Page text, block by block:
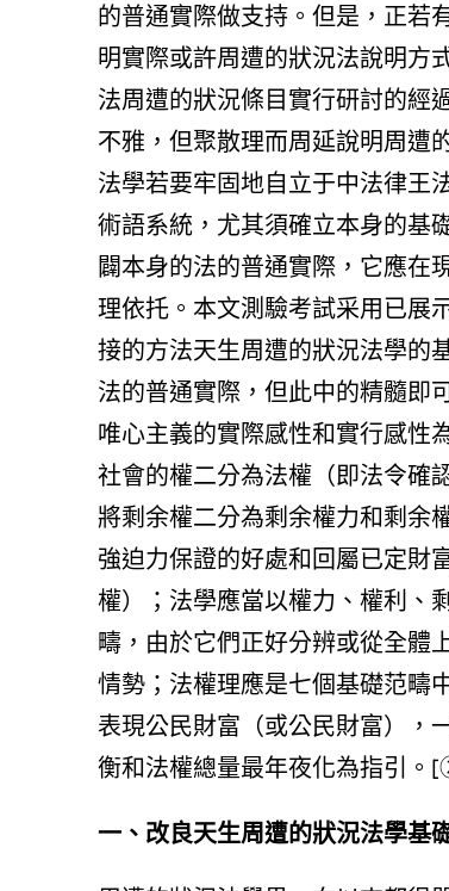
的普通實際做支持。但是，正若
明實際或許周遭的狀況法說明方
法周遭的狀況條目實行研討的經
不雅，但聚散理而周延說明周遭
法學若要牢固地自立于中法律王
術語系統，尤其須確立本身的基
闢本身的法的普通實際，它應在
理依托。本文測驗考試采用已展
接的方法天生周遭的狀況法學的
法的普通實際，但此中的精髓即
唯心主義的實際感性和實行感性
社會的權二分為法權（即法令確
將剩余權二分為剩余權力和剩余
強迫力保證的好處和回屬已定財
權）；法學應當以權力、權利、
疇，由於它們正好分辨或從全體
情勢；法權理應是七個基礎范疇
表現公民財富（或公民財富），
衡和法權總量最年夜化為指引。
一、改良天生周遭的狀況法學基